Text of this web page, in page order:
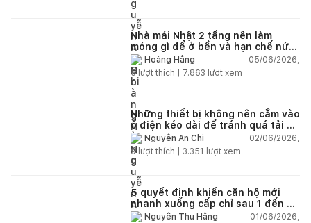
Nhà mái Nhật 2 tầng nên làm
móng gì để ở bền và hạn chế nứt
lún?Hoàng Hằng
05/06/2026,
5lượt thích | 7.863 lượt xem
Những thiết bị không nên cắm vào
ổ điện kéo dài để tránh quá tải và
chập cháy trong nhà
Nguyễn An Chi
02/06/2026,
9lượt thích | 3.351 lượt xem
5 quyết định khiến căn hộ mới
nhanh xuống cấp chỉ sau 1 đến 2
nămNguyễn Thu Hằng
01/06/2026,